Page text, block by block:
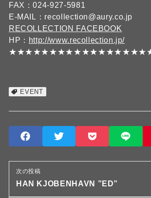
FAX：024-927-5981
E-MAIL：recollection@aury.co.jp
RECOLLECTION FACEBOOK
HP： http://www.recollection.jp/
EVENT
次の投稿
HAN KJOBENHAVN ”ED”